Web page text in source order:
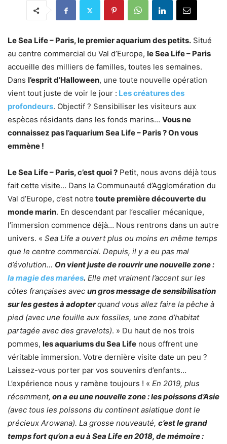
Le Sea Life – Paris, le premier aquarium des petits. Situé
au centre commercial du Val d’Europe, le Sea Life – Paris
accueille des milliers de familles, toutes les semaines.
Dans l’esprit d’Halloween, une toute nouvelle opération
vient tout juste de voir le jour : Les créatures des
profondeurs. Objectif ? Sensibiliser les visiteurs aux
espèces résidants dans les fonds marins… Vous ne
connaissez pas l’aquarium Sea Life – Paris ? On vous
emmène !
Le Sea Life – Paris, c’est quoi ? Petit, nous avons déjà tous
fait cette visite… Dans la Communauté d’Agglomération du
Val d’Europe, c’est notre toute première découverte du
monde marin. En descendant par l’escalier mécanique,
l’immersion commence déjà… Nous rentrons dans un autre
univers. « Sea Life a ouvert plus ou moins en même temps
que le centre commercial. Depuis, il y a eu pas mal
d’évolution… On vient juste de rouvrir une nouvelle zone :
la magie des marées. Elle met vraiment l’accent sur les
côtes françaises avec un gros message de sensibilisation
sur les gestes à adopterquand vous allez faire la pêche à
pied (avec une fouille aux fossiles, une zone d’habitat
partagée avec des gravelots). » Du haut de nos trois
pommes, les aquariums du Sea Life nous offrent une
véritable immersion. Votre dernière visite date un peu ?
Laissez-vous porter par vos souvenirs d’enfants…
L’expérience nous y ramène toujours ! « En 2019, plus
récemment, on a eu une nouvelle zone : les poissons d’Asie
(avec tous les poissons du continent asiatique dont le
précieux Arowana). La grosse nouveauté, c’est le grand
temps fort qu’on a eu à Sea Life en 2018, de mémoire :